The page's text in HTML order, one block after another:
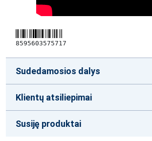
8595603575717
Sudedamosios dalys
Klientų atsiliepimai
Susiję produktai